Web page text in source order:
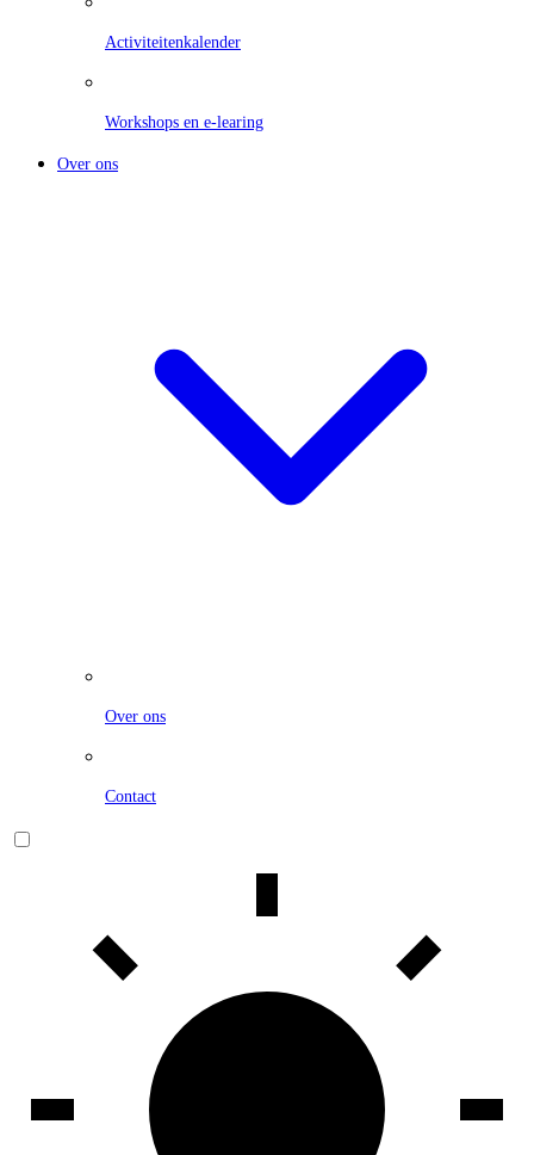
Activiteitenkalender
Workshops en e-learing
Over ons
Over ons
Contact